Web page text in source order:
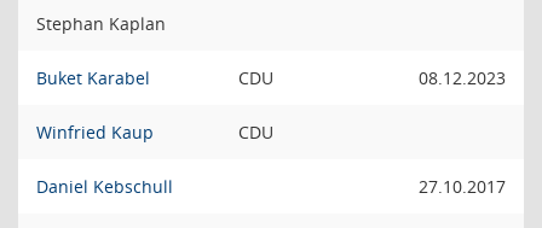
Stephan Kaplan
Buket Karabel CDU 08.12.2023
Winfried Kaup CDU
Daniel Kebschull 27.10.2017